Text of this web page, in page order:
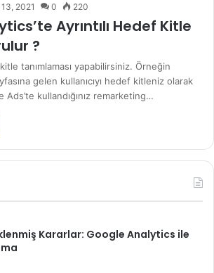
2021 0 220
Ayrıntılı Hedef Kitle
?
tanımlaması yapabilirsiniz. Örneğin
gelen kullanıcıyı hedef kitleniz olarak
kullandığınız remarketing…
Kararlar: Google Analytics ile